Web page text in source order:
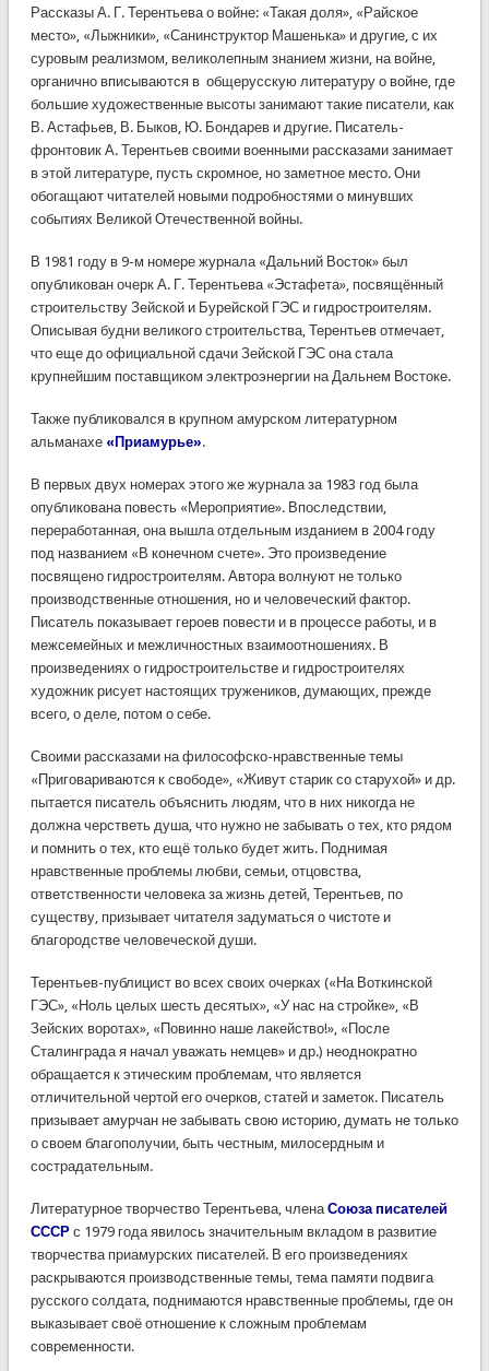
Рассказы А. Г. Терентьева о войне: «Такая доля», «Райское
место», «Лыжники», «Санинструктор Машенька» и другие, с их
суровым реализмом, великолепным знанием жизни, на войне,
органично вписываются в общерусскую литературу о войне, где
большие художественные высоты занимают такие писатели, как
В. Астафьев, В. Быков, Ю. Бондарев и другие. Писатель-
фронтовик А. Терентьев своими военными рассказами занимает
в этой литературе, пусть скромное, но заметное место. Они
обогащают читателей новыми подробностями о минувших
событиях Великой Отечественной войны.
В 1981 году в 9-м номере журнала «Дальний Восток» был
опубликован очерк А. Г. Терентьева «Эстафета», посвящённый
строительству Зейской и Бурейской ГЭС и гидростроителям.
Описывая будни великого строительства, Терентьев отмечает,
что еще до официальной сдачи Зейской ГЭС она стала
крупнейшим поставщиком электроэнергии на Дальнем Востоке.
Также публиковался в крупном амурском литературном
альманахе «Приамурье».
В первых двух номерах этого же журнала за 1983 год была
опубликована повесть «Мероприятие». Впоследствии,
переработанная, она вышла отдельным изданием в 2004 году
под названием «В конечном счете». Это произведение
посвящено гидростроителям. Автора волнуют не только
производственные отношения, но и человеческий фактор.
Писатель показывает героев повести и в процессе работы, и в
межсемейных и межличностных взаимоотношениях. В
произведениях о гидростроительстве и гидростроителях
художник рисует настоящих тружеников, думающих, прежде
всего, о деле, потом о себе.
Своими рассказами на философско-нравственные темы
«Приговариваются к свободе», «Живут старик со старухой» и др.
пытается писатель объяснить людям, что в них никогда не
должна черстветь душа, что нужно не забывать о тех, кто рядом
и помнить о тех, кто ещё только будет жить. Поднимая
нравственные проблемы любви, семьи, отцовства,
ответственности человека за жизнь детей, Терентьев, по
существу, призывает читателя задуматься о чистоте и
благородстве человеческой души.
Терентьев-публицист во всех своих очерках («На Воткинской
ГЭС», «Ноль целых шесть десятых», «У нас на стройке», «В
Зейских воротах», «Повинно наше лакейство!», «После
Сталинграда я начал уважать немцев» и др.) неоднократно
обращается к этическим проблемам, что является
отличительной чертой его очерков, статей и заметок. Писатель
призывает амурчан не забывать свою историю, думать не только
о своем благополучии, быть честным, милосердным и
сострадательным.
Литературное творчество Терентьева, члена Союза писателей
СССРс 1979 года явилось значительным вкладом в развитие
творчества приамурских писателей. В его произведениях
раскрываются производственные темы, тема памяти подвига
русского солдата, поднимаются нравственные проблемы, где он
выказывает своё отношение к сложным проблемам
современности.